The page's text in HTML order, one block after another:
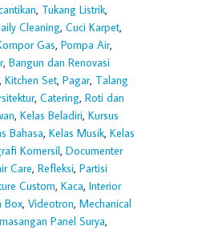
, Tukang Listrik,
Cleaning, Cuci Karpet,
Gas, Pompa Air,
, Bangun dan Renovasi
, Kitchen Set, Pagar, Talang
, Catering, Roti dan
, Kelas Beladiri, Kursus
Bahasa, Kelas Musik, Kelas
Komersil, Documenter
Care, Refleksi, Partisi
Custom, Kaca, Interior
Box, Videotron, Mechanical
Panel Surya,